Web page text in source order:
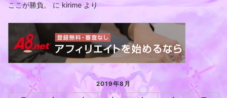
ここが勝負。
にkirimeより
2019年8月